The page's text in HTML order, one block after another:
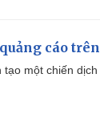
cáo
một chiến